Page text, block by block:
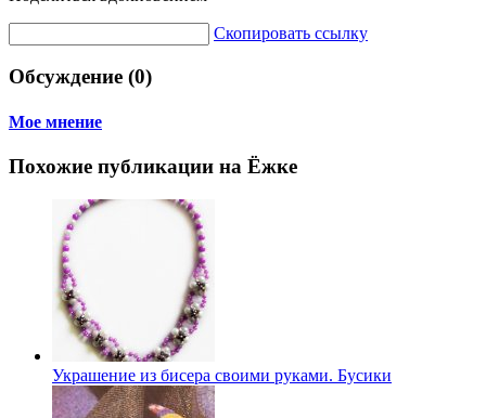
Скопировать ссылку
Обсуждение (0)
Мое мнение
Похожие публикации на Ёжке
Украшение из бисера своими руками. Бусики